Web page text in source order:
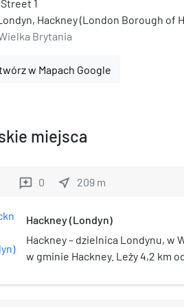
1
Hackney (London Borough of
Brytania
w Mapach Google
miejsca
reviews 0 near_me 209 m
Hackney (Londyn)
Hackney – dzielnica Londynu, w
w gminie Hackney. Leży 4,2 km